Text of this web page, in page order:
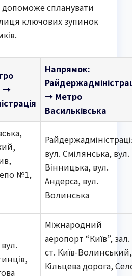
спланувати
ключових зупинок
→
Напрямок:
→ Метро
Васильківська
№1,
вул. Смілянська, вул.
Вінницька, вул.
Андерса, вул.
Волинська
Міжнародний
аеропорт “Київ”, зал.
ст. Київ-Волинський,
Кільцева дорога,